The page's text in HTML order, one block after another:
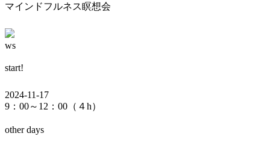
マインドフルネス瞑想会
ws
start!
2024-11-17
9：00～12：00（４h）
other days